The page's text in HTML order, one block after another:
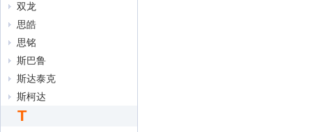
双龙
思皓
思铭
斯巴鲁
斯达泰克
斯柯达
T